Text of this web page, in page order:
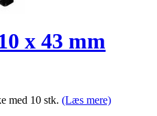
x 43 mm
med 10 stk. (Læs mere)